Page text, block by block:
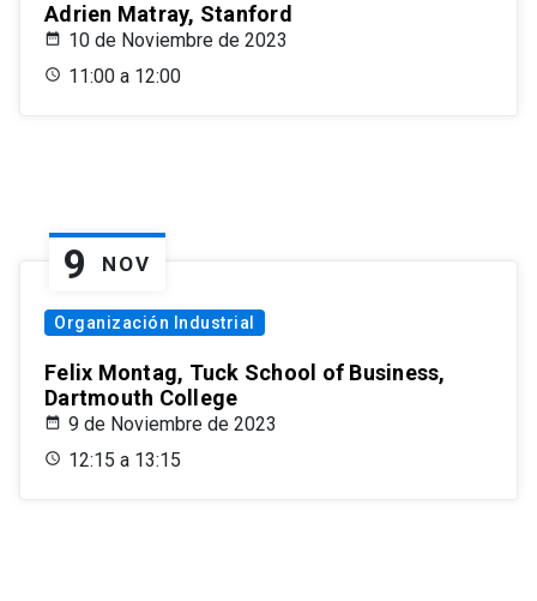
Adrien Matray, Stanford
10 de Noviembre de 2023
11:00 a 12:00
9 NOV
Organización Industrial
Felix Montag, Tuck School of Business,
Dartmouth College
9 de Noviembre de 2023
12:15 a 13:15